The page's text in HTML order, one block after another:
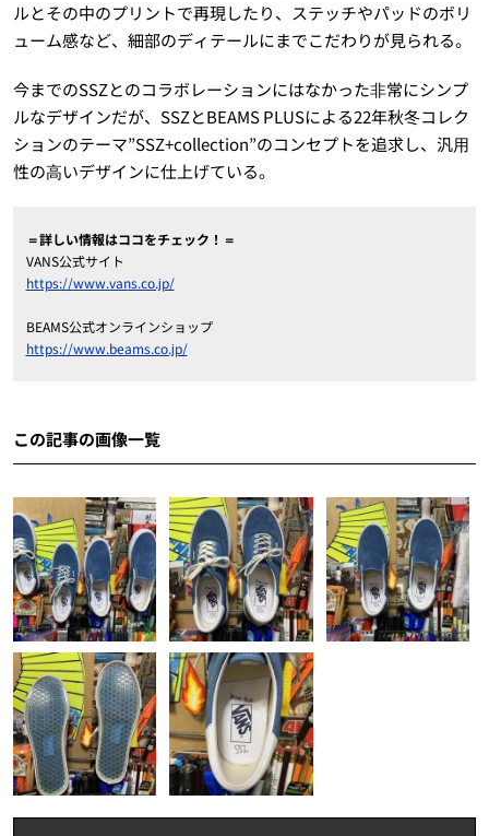
ルとその中のプリントで再現したり、ステッチやパッドのボリ
ューム感など、細部のディテールにまでこだわりが見られる。
今までのSSZとのコラボレーションにはなかった⾮常にシンプ
ルなデザインだが、SSZとBEAMS PLUSによる22年秋冬コレク
ションのテーマ”SSZ+collection”のコンセプトを追求し、汎⽤
性の⾼いデザインに仕上げている。
＝詳しい情報はココをチェック！＝
VANS公式サイト
https://www.vans.co.jp/
BEAMS公式オンラインショップ
https://www.beams.co.jp/
この記事の画像一覧